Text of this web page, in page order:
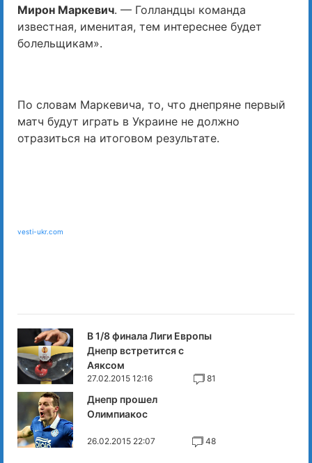
Мирон Маркевич. — Голландцы команда
известная, именитая, тем интереснее будет
болельщикам».
По словам Маркевича, то, что днепряне первый
матч будут играть в Украине не должно
отразиться на итоговом результате.
vesti-ukr.com
В 1/8 финала Лиги Европы
Днепр встретится с
Аяксом
27.02.2015 12:16 81
Днепр прошел
Олимпиакос
26.02.2015 22:07 48